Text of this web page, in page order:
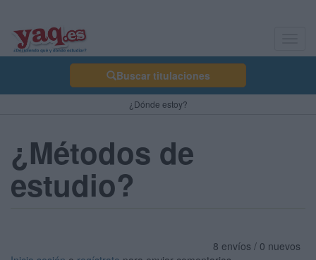
Buscar titulaciones
¿Dónde estoy?
¿Métodos de
estudio?
8 envíos / 0 nuevos